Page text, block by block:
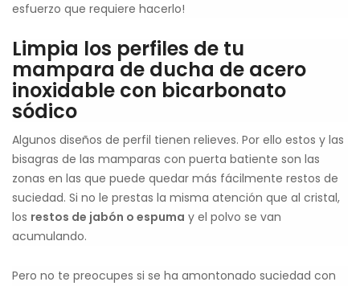
esfuerzo que requiere hacerlo!
Limpia los perfiles de tu
mampara de ducha de acero
inoxidable con bicarbonato
sódico
Algunos diseños de perfil tienen relieves. Por ello estos y las
bisagras de las mamparas con puerta batiente son las
zonas en las que puede quedar más fácilmente restos de
suciedad. Si no le prestas la misma atención que al cristal,
los restos de jabón o espuma y el polvo se van
acumulando.
Pero no te preocupes si se ha amontonado suciedad con